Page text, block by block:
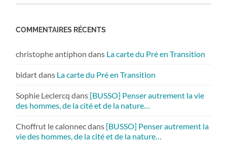
COMMENTAIRES RÉCENTS
christophe antiphon dans La carte du Pré en Transition
bidartdans La carte du Pré en Transition
Sophie Leclercq dans [BUSSO] Penser autrement la vie
des hommes, de la cité et de la nature…
Choffrut le calonnecdans [BUSSO] Penser autrement la
vie des hommes, de la cité et de la nature…